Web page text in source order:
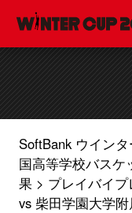
SoftBank ウイン
国高等学校バスケ
果
プレイバイ
vs 柴田学園大学